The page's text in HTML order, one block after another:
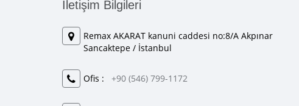
İletişim Bilgileri
Remax AKARAT kanuni caddesi no:8/A Akpınar
Sancaktepe / İstanbul
Ofis : +90 (546) 799-1172